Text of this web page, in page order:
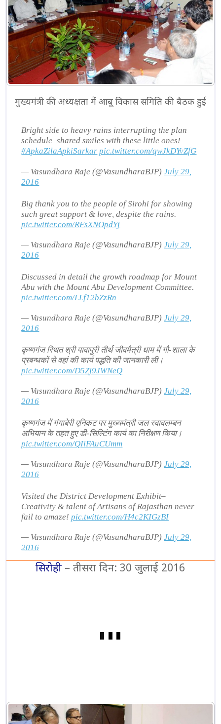
मुख्यमंत्री की अध्यक्षता में आबू विकास समिति की बैठक हुई
Bright side to heavy rains interrupting the plan
schedule–shared smiles with these little ones!
#ApkaZilaApkiSarkar pic.twitter.com/qwJkDYvZfG
— Vasundhara Raje (@VasundharaBJP)July 29,
2016
Big thank you to the people of Sirohi for showing
such great support & love, despite the rains.
pic.twitter.com/RFsXNOpdYj
— Vasundhara Raje (@VasundharaBJP)July 29,
2016
Discussed in detail the growth roadmap for Mount
Abu with the Mount Abu Development Committee.
pic.twitter.com/LLf12bZzRn
— Vasundhara Raje (@VasundharaBJP)July 29,
2016
कृष्णगंज स्थित श्री पावापुरी तीर्थ जीवमैत्री धाम में गौ-शाला के
प्रबन्धकों से वहां की कार्य पद्धति की जानकारी ली।
pic.twitter.com/D5Zj9JWNeQ
— Vasundhara Raje (@VasundharaBJP)July 29,
2016
कृष्णगंज में गंगाबेरी एनिकट पर मुख्यमंत्री जल स्वावलम्बन
अभियान के तहत हुए डी-सिल्टिंग कार्य का निरीक्षण किया।
pic.twitter.com/QIiFAuCUmm
— Vasundhara Raje (@VasundharaBJP)July 29,
2016
Visited the District Development Exhibit–
Creativity & talent of Artisans of Rajasthan never
fail to amaze! pic.twitter.com/H4c2KIGzBI
— Vasundhara Raje (@VasundharaBJP)July 29,
2016
सिरोही – तीसरा दिन: 30 जुलाई 2016